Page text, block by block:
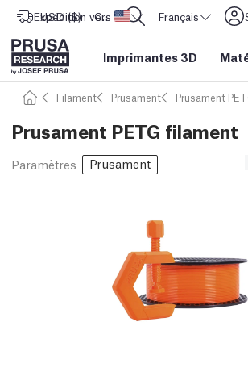
Expédition vers Etats-Unis d'Amérique
USD ($) CORE One L: Maintenant en stock ! Français
Imprimantes 3D
Filament Prusament Prusament
Prusament PETG filament
Paramètres Prusament